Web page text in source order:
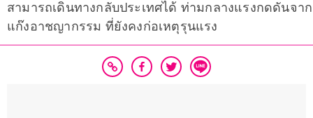
สามารถเดินทางกลับประเทศได้ ท่ามกลางแรงกดดันจาก
แก๊งอาชญากรรม ที่ยังคงก่อเหตุรุนแรง